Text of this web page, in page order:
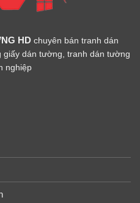
HD chuyên bán tranh dán
dán tường, tranh dán tường
nghiệp